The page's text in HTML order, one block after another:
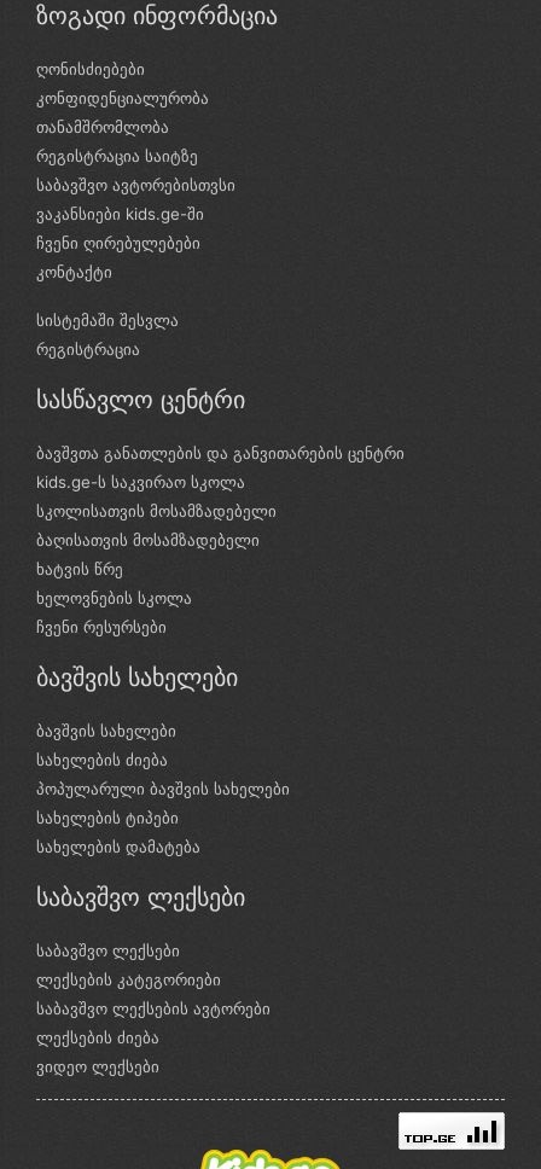
ზოგადი ინფორმაცია
ღონისძიებები
კონფიდენციალურობა
თანამშრომლობა
რეგისტრაცია საიტზე
საბავშვო ავტორებისთვსი
ვაკანსიები kids.ge-ში
ჩვენი ღირებულებები
კონტაქტი
სისტემაში შესვლა
რეგისტრაცია
სასწავლო ცენტრი
ბავშვთა განათლების და განვითარების ცენტრი
kids.ge-ს საკვირაო სკოლა
სკოლისათვის მოსამზადებელი
ბაღისათვის მოსამზადებელი
ხატვის წრე
ხელოვნების სკოლა
ჩვენი რესურსები
ბავშვის სახელები
ბავშვის სახელები
სახელების ძიება
პოპულარული ბავშვის სახელები
სახელების ტიპები
სახელების დამატება
საბავშვო ლექსები
საბავშვო ლექსები
ლექსების კატეგორიები
საბავშვო ლექსების ავტორები
ლექსების ძიება
ვიდეო ლექსები